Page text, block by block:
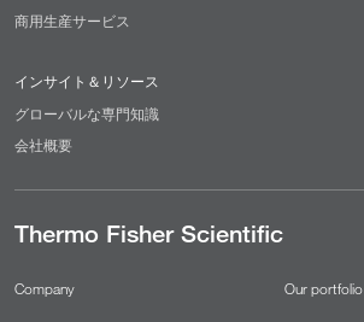
商用生産サービス
インサイト＆リソース
グローバルな専門知識
会社概要
Thermo Fisher Scientific
Company Our portfolio